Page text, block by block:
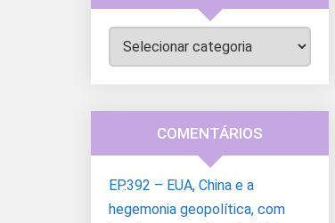
Categorias
COMENTÁRIOS
EP.392 – EUA, China e a
hegemonia geopolítica, com